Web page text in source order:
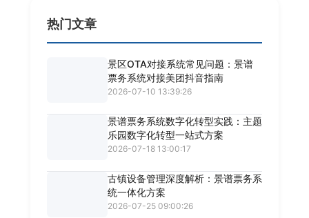
热门文章
景区OTA对接系统常见问题：景谱
票务系统对接美团抖音指南
2026-07-10 13:39:26
景谱票务系统数字化转型实践：主题
乐园数字化转型一站式方案
2026-07-18 13:00:17
古镇设备管理深度解析：景谱票务系
统一体化方案
2026-07-25 09:00:26